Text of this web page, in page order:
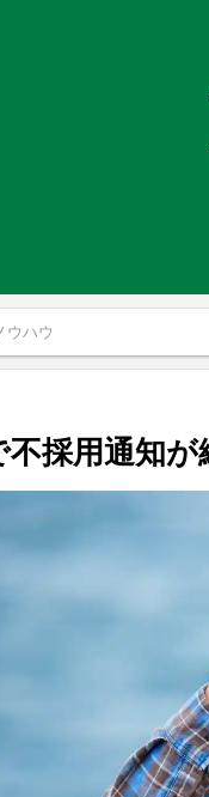
ウハウ
不採用通知